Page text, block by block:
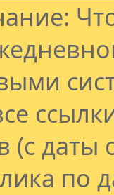
(с даты
по